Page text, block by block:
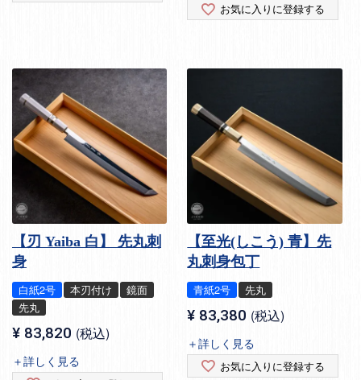
お気に入りに登録する
【刃 Yaiba 白】 先丸刺
身
白紙2号 本刃付け
鏡面
先丸
¥ 83,820 税込
＋詳しく見る
【至光(しこう) 青】先
丸刺身包丁
青紙2号 先丸
¥ 83,380 税込
＋詳しく見る
お気に入りに登録する